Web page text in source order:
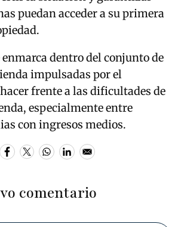
puedan acceder a su primera
dentro del conjunto de
impulsadas por el
frente a las dificultades de
especialmente entre
con ingresos medios.
comentario